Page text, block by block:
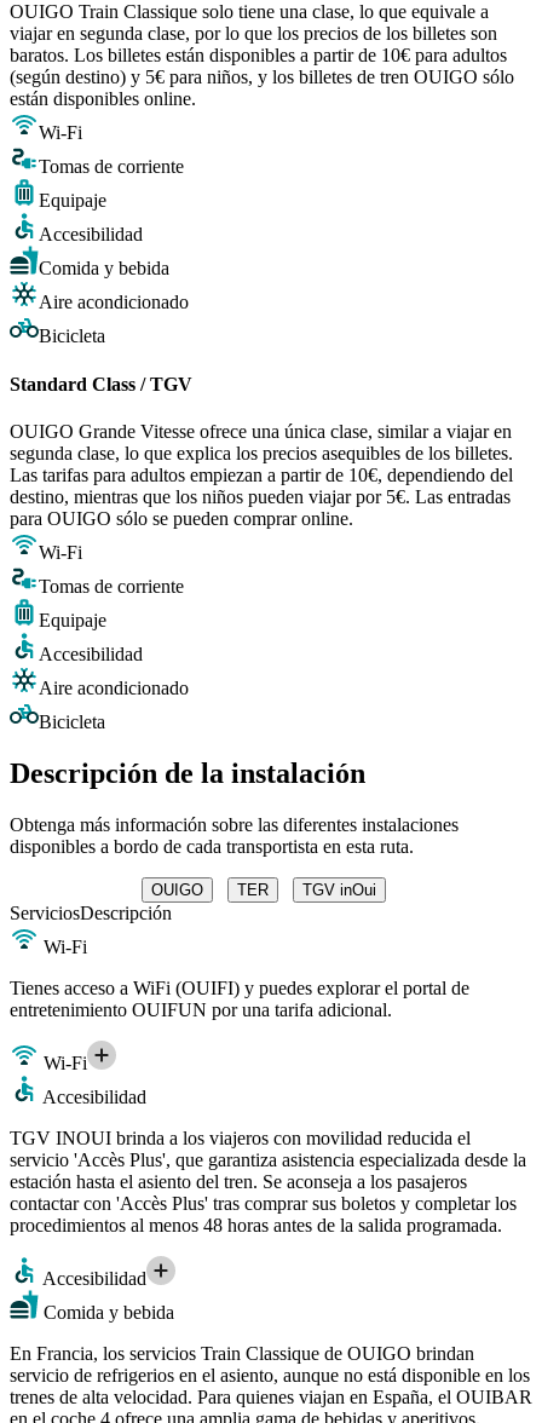
OUIGO Train Classique solo tiene una clase, lo que equivale a
viajar en segunda clase, por lo que los precios de los billetes son
baratos. Los billetes están disponibles a partir de 10€ para adultos
(según destino) y 5€ para niños, y los billetes de tren OUIGO sólo
están disponibles online.
Wi-Fi
Tomas de corriente
Equipaje
Accesibilidad
Comida y bebida
Aire acondicionado
Bicicleta
Standard Class / TGV
OUIGO Grande Vitesse ofrece una única clase, similar a viajar en
segunda clase, lo que explica los precios asequibles de los billetes.
Las tarifas para adultos empiezan a partir de 10€, dependiendo del
destino, mientras que los niños pueden viajar por 5€. Las entradas
para OUIGO sólo se pueden comprar online.
Wi-Fi
Tomas de corriente
Equipaje
Accesibilidad
Aire acondicionado
Bicicleta
Descripción de la instalación
Obtenga más información sobre las diferentes instalaciones
disponibles a bordo de cada transportista en esta ruta.
OUIGO TER TGV inOui
ServiciosDescripción
Wi-Fi
Tienes acceso a WiFi (OUIFI) y puedes explorar el portal de
entretenimiento OUIFUN por una tarifa adicional.
Wi-Fi
Accesibilidad
TGV INOUI brinda a los viajeros con movilidad reducida el
servicio 'Accès Plus', que garantiza asistencia especializada desde la
estación hasta el asiento del tren. Se aconseja a los pasajeros
contactar con 'Accès Plus' tras comprar sus boletos y completar los
procedimientos al menos 48 horas antes de la salida programada.
Accesibilidad
Comida y bebida
En Francia, los servicios Train Classique de OUIGO brindan
servicio de refrigerios en el asiento, aunque no está disponible en los
trenes de alta velocidad. Para quienes viajan en España, el OUIBAR
en el coche 4 ofrece una amplia gama de bebidas y aperitivos.